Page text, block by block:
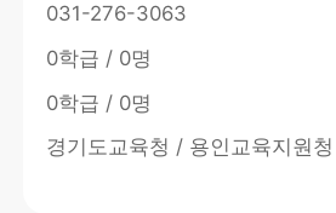
031-276-3063
0학급 / 0명
0학급 / 0명
경기도교육청 / 용인교육지원청